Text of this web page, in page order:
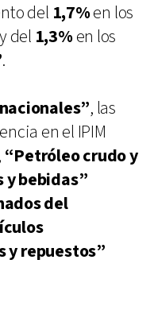
del 1,7%en los
y del 1,3%en los
.
, las
en el IPIM
“Petróleo crudo y
y bebidas”
del
y repuestos”